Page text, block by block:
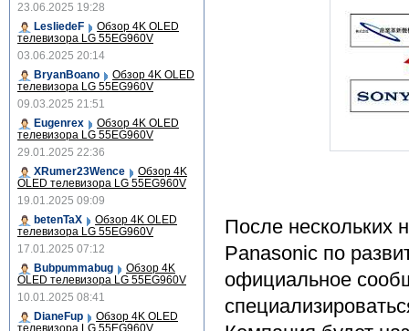
После нескольких
Panasonic по
официальное
23.06.2025 19:28
LesliedeF
Обзор 4K OLED
телевизора LG 55EG960V
03.06.2025 20:14
BryanBoano
Обзор 4K OLED
телевизора LG 55EG960V
09.03.2025 21:51
Eugenrex
Обзор 4K OLED
телевизора LG 55EG960V
29.01.2025 22:36
XRumer23Wence
Обзор 4K
OLED телевизора LG 55EG960V
19.01.2025 09:09
betenTaX
Обзор 4K OLED
телевизора LG 55EG960V
17.01.2025 07:12
Bubpummabug
Обзор 4K
OLED телевизора LG 55EG960V
10.01.2025 08:41
DianeFup
Обзор 4K OLED